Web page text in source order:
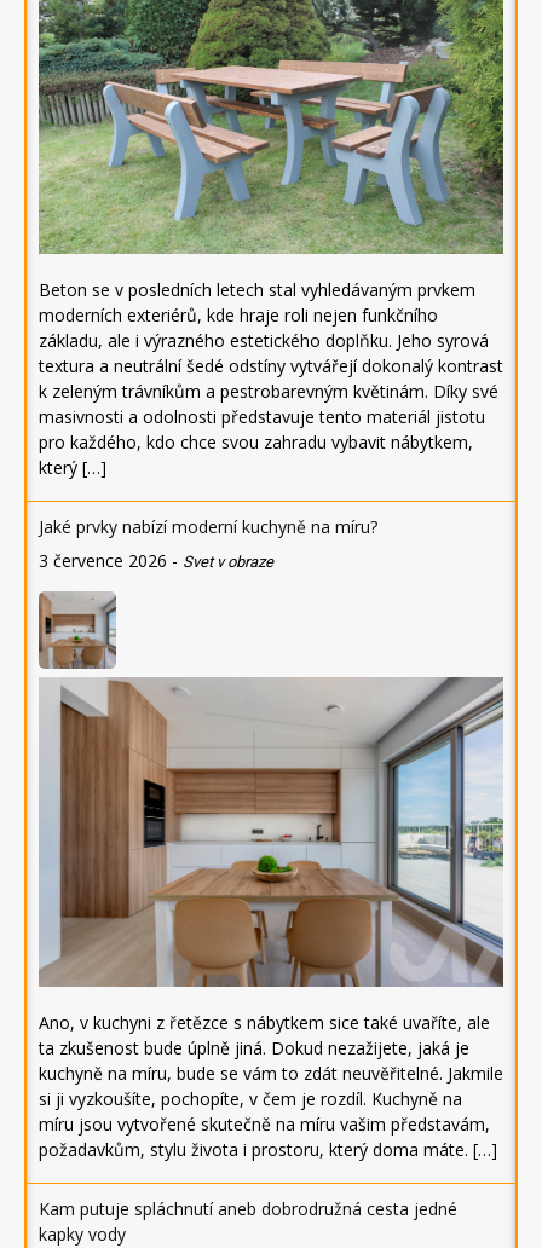
Beton se v posledních letech stal vyhledávaným prvkem
moderních exteriérů, kde hraje roli nejen funkčního
základu, ale i výrazného estetického doplňku. Jeho syrová
textura a neutrální šedé odstíny vytvářejí dokonalý kontrast
k zeleným trávníkům a pestrobarevným květinám. Díky své
masivnosti a odolnosti představuje tento materiál jistotu
pro každého, kdo chce svou zahradu vybavit nábytkem,
který […]
Jaké prvky nabízí moderní kuchyně na míru?
3 července 2026 - Svet v obraze
Ano, v kuchyni z řetězce s nábytkem sice také uvaříte, ale
ta zkušenost bude úplně jiná. Dokud nezažijete, jaká je
kuchyně na míru, bude se vám to zdát neuvěřitelné. Jakmile
si ji vyzkoušíte, pochopíte, v čem je rozdíl. Kuchyně na
míru jsou vytvořené skutečně na míru vašim představám,
požadavkům, stylu života i prostoru, který doma máte. […]
Kam putuje spláchnutí aneb dobrodružná cesta jedné
kapky vody